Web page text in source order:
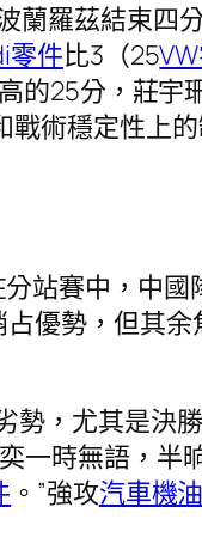
蘭羅茲結束四
零件比3（25
的25分，莊宇
戰術穩定性上
站賽中，中國
優勢，但其
勢，尤其是決
一時無語，半
。”強攻汽車機